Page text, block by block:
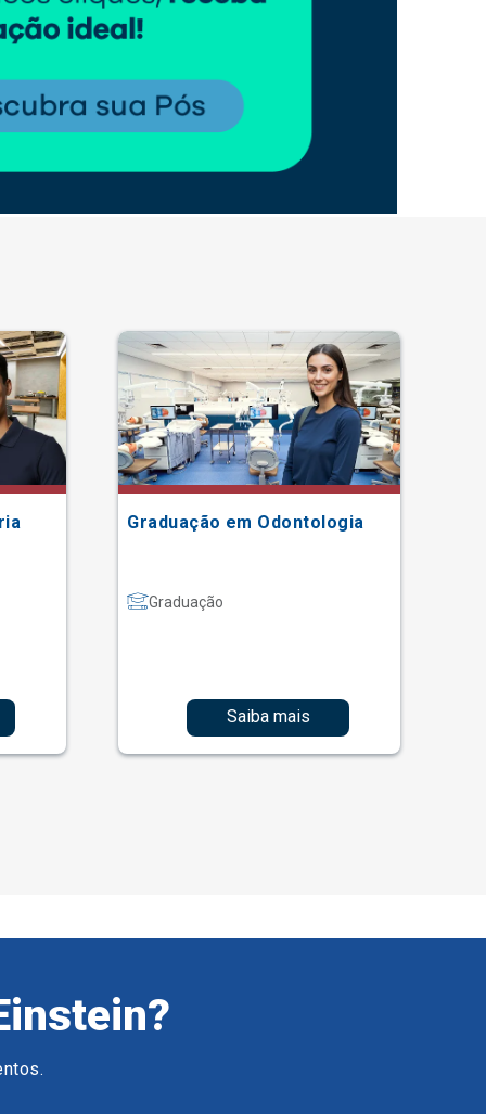
Graduação em Odontologia
Graduação
Saiba mais